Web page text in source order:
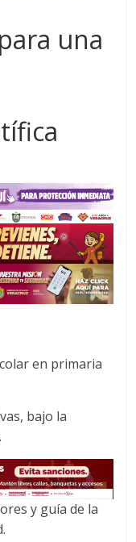
una
en primaria
bajo la
y guía de la